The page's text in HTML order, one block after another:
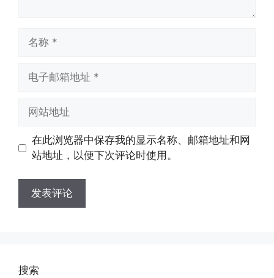
址
址
在此浏览器中保存我的显示名称、邮箱地址和网
站地址，以便下次评论时使用。
搜索